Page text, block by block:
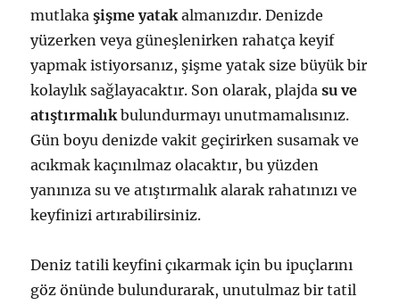
mutlakaşişme yatakalmanızdır. Denizde
yüzerken veya güneşlenirken rahatça keyif
yapmak istiyorsanız, şişme yatak size büyük bir
kolaylık sağlayacaktır. Son olarak, plajdasu ve
atıştırmalıkbulundurmayı unutmamalısınız.
Gün boyu denizde vakit geçirirken susamak ve
acıkmak kaçınılmaz olacaktır, bu yüzden
yanınıza su ve atıştırmalık alarak rahatınızı ve
keyfinizi artırabilirsiniz.
Deniz tatili keyfini çıkarmak için bu ipuçlarını
göz önünde bulundurarak, unutulmaz bir tatil